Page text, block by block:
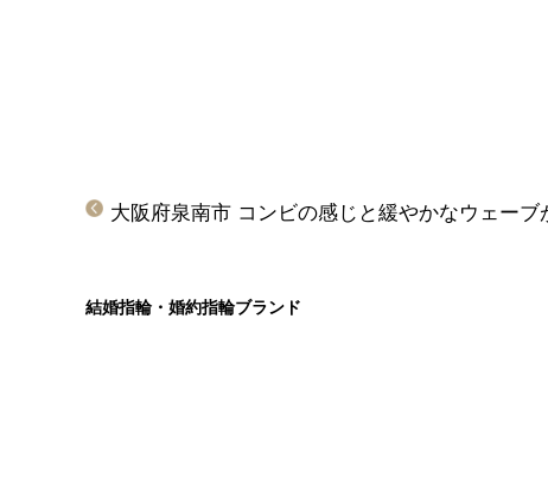
結婚指輪・婚約指輪ブランド